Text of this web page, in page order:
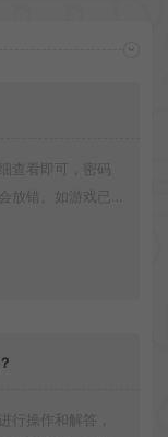
查看即可，密码
放错。如游戏已
行操作和解答，